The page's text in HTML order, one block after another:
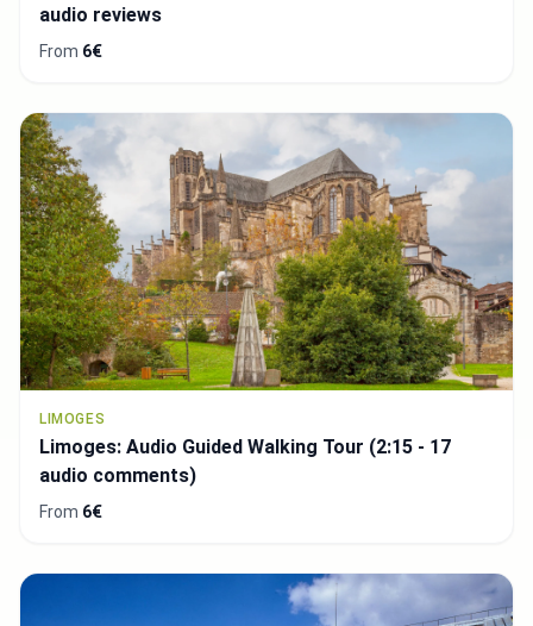
audio reviews
From 6€
LIMOGES
Limoges: Audio Guided Walking Tour (2:15 - 17
audio comments)
From 6€